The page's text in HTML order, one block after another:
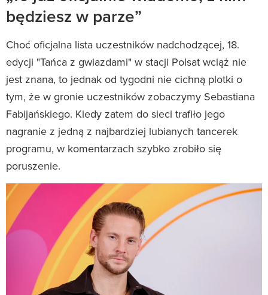
będziesz w parze”
Choć oficjalna lista uczestników nadchodzącej, 18.
edycji "Tańca z gwiazdami" w stacji Polsat wciąż nie
jest znana, to jednak od tygodni nie cichną plotki o
tym, że w gronie uczestników zobaczymy Sebastiana
Fabijańskiego. Kiedy zatem do sieci trafiło jego
nagranie z jedną z najbardziej lubianych tancerek
programu, w komentarzach szybko zrobiło się
poruszenie.